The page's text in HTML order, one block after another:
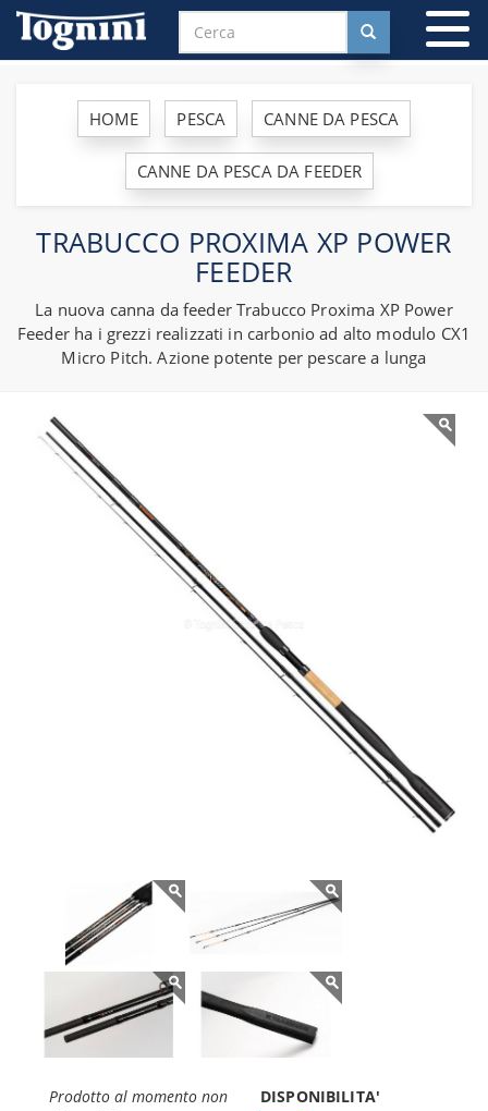
HOME PESCA CANNE DA PESCA
CANNE DA PESCA DA FEEDER
TRABUCCO PROXIMA XP POWER
FEEDER
La nuova canna da feeder Trabucco Proxima XP Power
Feeder ha i grezzi realizzati in carbonio ad alto modulo CX1
Micro Pitch. Azione potente per pescare a lunga
Prodotto al momento non
DISPONIBILITA'